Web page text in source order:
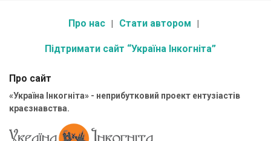
Про нас Стати автором
Підтримати сайт “Україна Інкогніта”
Про сайт
«Україна Інкогніта» - неприбутковий проект ентузіастів
краєзнавства.